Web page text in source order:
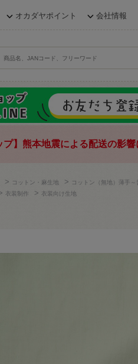
オカダヤポイント 会社情報
プ】熊本地震による配送の影
> コットン・麻生地 >
コットン（無地）薄手～
衣装制作 > 衣装向け生地